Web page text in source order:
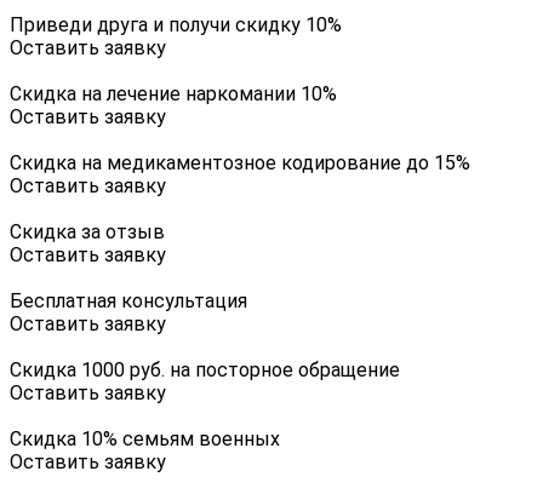
Приведи друга и получи скидку 10%
Оставить заявку
Скидка на лечение наркомании 10%
Оставить заявку
Скидка на медикаментозное кодирование до 15%
Оставить заявку
Скидка за отзыв
Оставить заявку
Бесплатная консультация
Оставить заявку
Скидка 1000 руб. на посторное обращение
Оставить заявку
Скидка 10% семьям военных
Оставить заявку